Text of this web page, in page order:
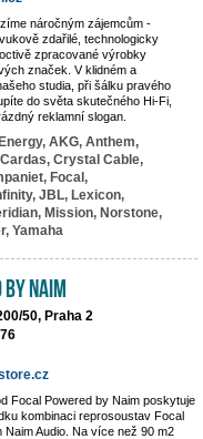
náročným zájemcům -
zdařilé, technologicky
zpracované výrobky
značek. V klidném a
studia, při šálku pravého
do světa skutečného Hi-Fi,
reklamní slogan.
AKG, Anthem,
Cardas, Crystal Cable,
Focal,
JBL, Lexicon,
Mission, Norstone,
Yamaha
Naim
50, Praha 2
Focal Powered by Naim poskytuje
kombinaci reprosoustav Focal
Naim Audio. Na více než 90 m2